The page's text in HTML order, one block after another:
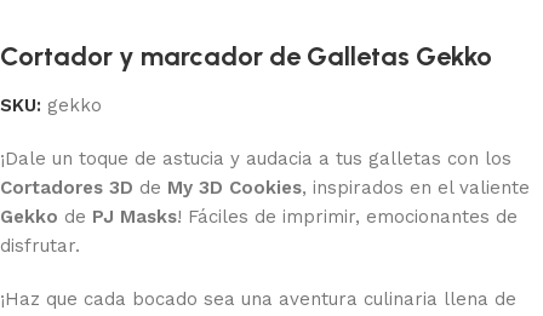
Cortador y marcador de Galletas Gekko
SKU: gekko
¡Dale un toque de astucia y audacia a tus galletas con los
Cortadores 3D de My 3D Cookies, inspirados en el valiente
Gekko de PJ Masks! Fáciles de imprimir, emocionantes de
disfrutar.
¡Haz que cada bocado sea una aventura culinaria llena de